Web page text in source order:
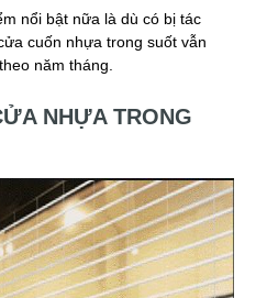
nổi bật nữa là dù có bị tác
cuốn nhựa trong suốt vẫn
năm tháng.
NHỰA TRONG